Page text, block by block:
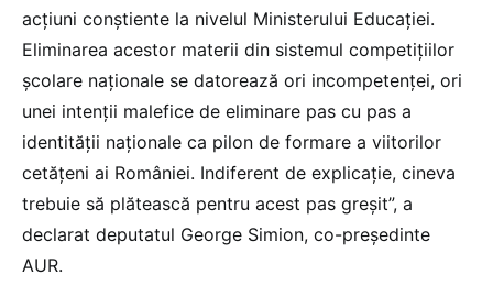
acţiuni conştiente la nivelul Ministerului Educaţiei.
Eliminarea acestor materii din sistemul competiţiilor
şcolare naţionale se datorează ori incompetenţei, ori
unei intenţii malefice de eliminare pas cu pas a
identităţii naţionale ca pilon de formare a viitorilor
cetăţeni ai României. Indiferent de explicaţie, cineva
trebuie să plătească pentru acest pas greşit”, a
declarat deputatul George Simion, co-preşedinte
AUR.